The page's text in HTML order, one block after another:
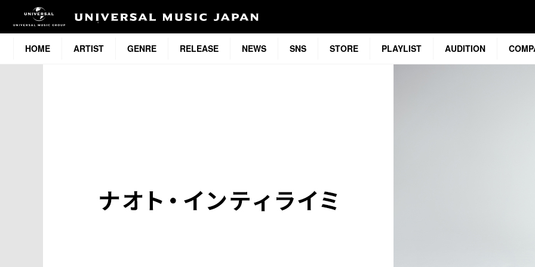
HOME ARTIST GENRE RELEASE NEWS SNS STORE PLAYLIST AUDITION